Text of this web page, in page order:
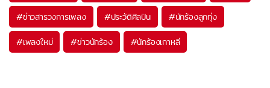
#ข่าวสารวงการเพลง #ประวัติศิลปิน #นักร้องลูกทุ่ง
#เพลงใหม่ #ข่าวนักร้อง #นักร้องเกาหลี